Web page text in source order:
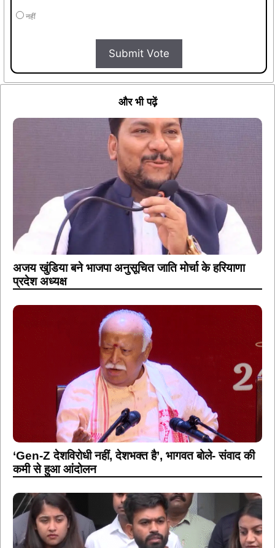
नहीं
Submit Vote
और भी पढ़ें
अजय खुंडिया बने भाजपा अनुसूचित जाति मोर्चा के हरियाणा
प्रदेश अध्यक्ष
‘Gen-Z देशविरोधी नहीं, देशभक्त है’, भागवत बोले- संवाद की
कमी से हुआ आंदोलन